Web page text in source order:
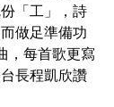
「工」，詩
做足準備功
，每首歌更寫
長程凱欣讚